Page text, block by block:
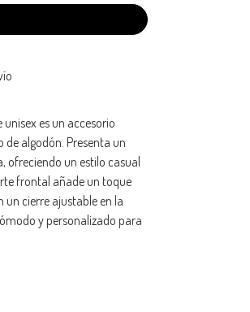
es un accesorio
algodón. Presenta un
ofreciendo un estilo casual
frontal añade un toque
cierre ajustable en la
y personalizado para